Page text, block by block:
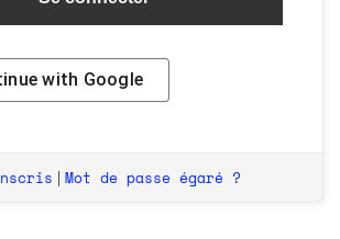
with Google
| Mot de passe égaré ?